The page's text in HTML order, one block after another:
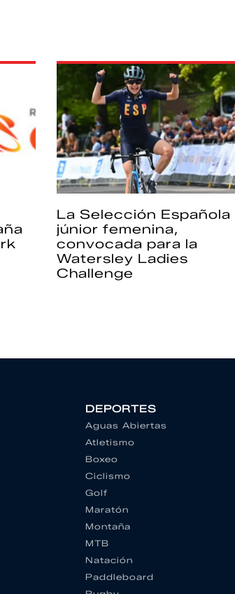
La Selección Española
júnior femenina,
convocada para la
Watersley Ladies
Challenge
DEPORTES
Aguas Abiertas
Atletismo
Boxeo
Ciclismo
Golf
Maratón
Montaña
MTB
Natación
Paddleboard